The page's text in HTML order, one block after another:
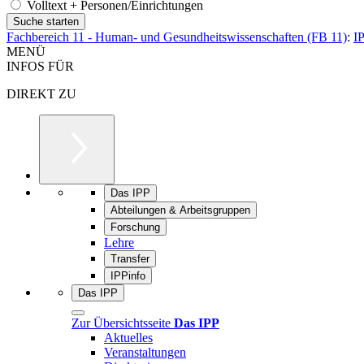
Volltext + Personen/Einrichtungen
Fachbereich 11 - Human- und Gesundheitswissenschaften (FB 11):
MENÜ
INFOS FÜR
DIREKT ZU
Das IPP
Abteilungen & Arbeitsgruppen
Forschung
Lehre
Transfer
IPPinfo
Das IPP
Zur Übersichtsseite Das IPP
Aktuelles
Veranstaltungen